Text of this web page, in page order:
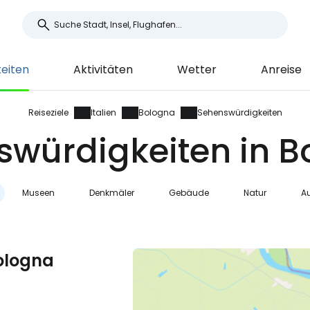
Aktivitäten Wetter Anreise
Reiseziele Italien Bologna Sehenswürdigkeiten
in
Museen Denkmäler Gebäude Natur